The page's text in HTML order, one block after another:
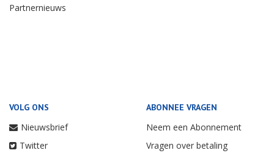
Partnernieuws
VOLG ONS
Nieuwsbrief
Twitter
ABONNEE VRAGEN
Neem een Abonnement
Vragen over betaling